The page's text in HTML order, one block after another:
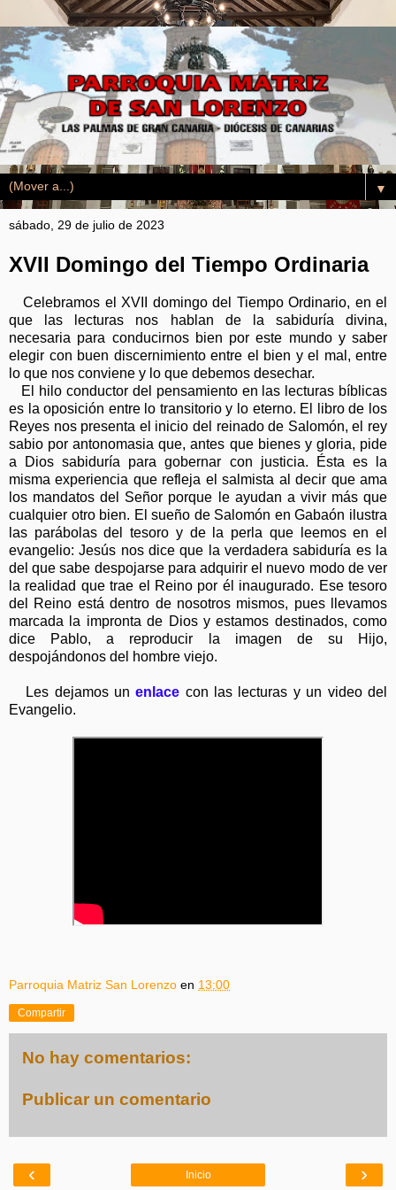
▼
sábado, 29 de julio de 2023
XVII Domingo del Tiempo Ordinaria
Celebramos el XVII domingo del Tiempo Ordinario, en el
que las lecturas nos hablan de la sabiduría divina,
necesaria para conducirnos bien por este mundo y saber
elegir con buen discernimiento entre el bien y el mal, entre
lo que nos conviene y lo que debemos desechar.
El hilo conductor del pensamiento en las lecturas bíblicas
es la oposición entre lo transitorio y lo eterno. El libro de los
Reyes nos presenta el inicio del reinado de Salomón, el rey
sabio por antonomasia que, antes que bienes y gloria, pide
a Dios sabiduría para gobernar con justicia. Ésta es la
misma experiencia que refleja el salmista al decir que ama
los mandatos del Señor porque le ayudan a vivir más que
cualquier otro bien. El sueño de Salomón en Gabaón ilustra
las parábolas del tesoro y de la perla que leemos en el
evangelio: Jesús nos dice que la verdadera sabiduría es la
del que sabe despojarse para adquirir el nuevo modo de ver
la realidad que trae el Reino por él inaugurado. Ese tesoro
del Reino está dentro de nosotros mismos, pues llevamos
marcada la impronta de Dios y estamos destinados, como
dice Pablo, a reproducir la imagen de su Hijo,
despojándonos del hombre viejo.
Les dejamos unenlace con las lecturas y un video del
Evangelio.
Parroquia Matriz San Lorenzo en 13:00
Compartir
No hay comentarios:
Publicar un comentario
‹ ›
Inicio